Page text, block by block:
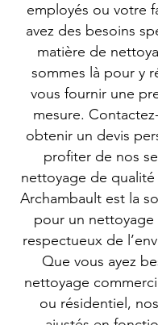
employés ou votre
avez des besoins
matière de
sommes là pour y
vous fournir une
mesure.
obtenir un devis
profiter de nos
nettoyage de
Archambault est la
pour un nettoyage
respectueux de
Que vous ayez
nettoyage
ou résidentiel,